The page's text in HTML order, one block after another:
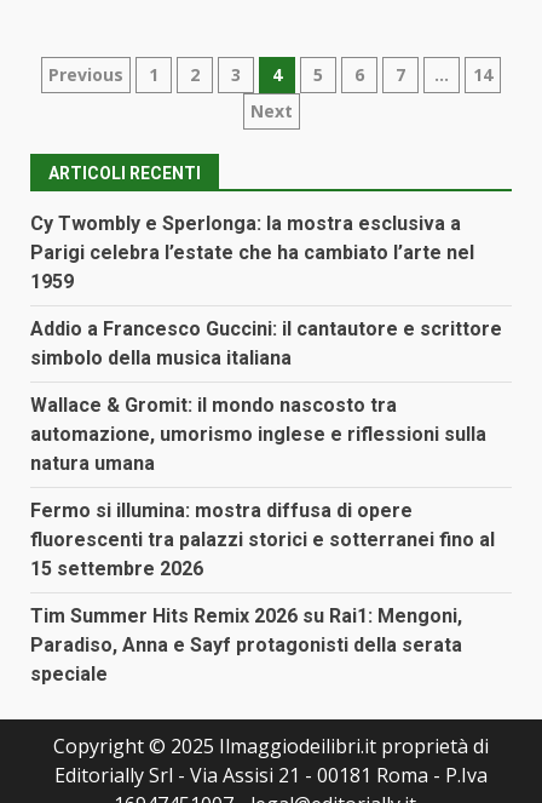
Paginazione
articoli
Previous 1 2 3 4 5 6 7 …
14
Next
ARTICOLI RECENTI
Cy Twombly e Sperlonga: la mostra esclusiva a
Parigi celebra l’estate che ha cambiato l’arte nel
1959
Addio a Francesco Guccini: il cantautore e scrittore
simbolo della musica italiana
Wallace & Gromit: il mondo nascosto tra
automazione, umorismo inglese e riflessioni sulla
natura umana
Fermo si illumina: mostra diffusa di opere
fluorescenti tra palazzi storici e sotterranei fino al
15 settembre 2026
Tim Summer Hits Remix 2026 su Rai1: Mengoni,
Paradiso, Anna e Sayf protagonisti della serata
speciale
Copyright © 2025 Ilmaggiodeilibri.it proprietà di
Editorially Srl - Via Assisi 21 - 00181 Roma - P.Iva